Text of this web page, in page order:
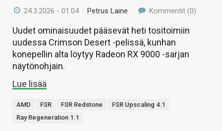
24.3.2026 - 01:04 /Petrus Laine Kommentit (0)
Uudet ominaisuudet pääsevät heti tositoimiin
uudessa Crimson Desert -pelissä, kunhan
konepellin alta löytyy Radeon RX 9000 -sarjan
näytönohjain.
Lue lisää
AMD FSR FSR Redstone
FSR Upscaling 4.1
Ray Regeneration 1.1